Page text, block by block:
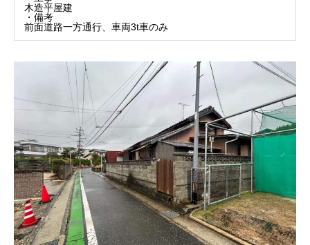
木造平屋建
・備考
前面道路一方通行、車両3t車のみ